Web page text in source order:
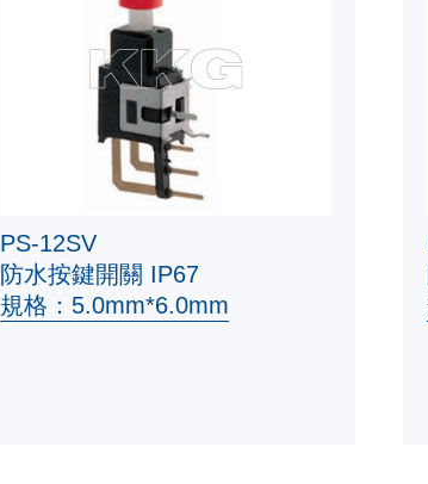
PS-12SV
防水按鍵開關 IP67
規格：5.0mm*6.0mm